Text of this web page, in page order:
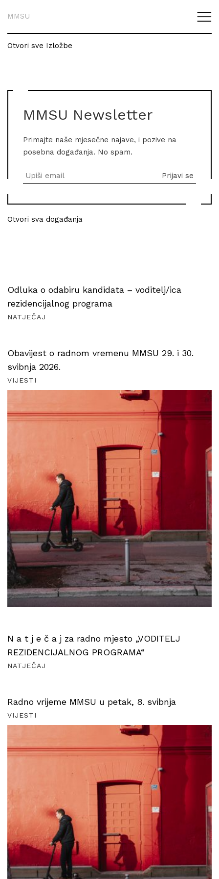
MMSU
Otvori sve Izložbe
MMSU Newsletter
Primajte naše mjesečne najave, i pozive na
posebna događanja. No spam.
Otvori sva događanja
Odluka o odabiru kandidata – voditelj/ica
rezidencijalnog programa
NATJEČAJ
Obavijest o radnom vremenu MMSU 29. i 30.
svibnja 2026.
VIJESTI
N a t j e č a j za radno mjesto „VODITELJ
REZIDENCIJALNOG PROGRAMA“
NATJEČAJ
Radno vrijeme MMSU u petak, 8. svibnja
VIJESTI